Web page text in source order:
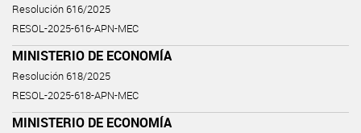
Resolución 616/2025
RESOL-2025-616-APN-MEC
MINISTERIO DE ECONOMÍA
Resolución 618/2025
RESOL-2025-618-APN-MEC
MINISTERIO DE ECONOMÍA